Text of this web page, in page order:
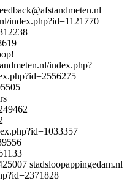
index.php?id=1121770
index.php?
stadsloopappingedam.nl